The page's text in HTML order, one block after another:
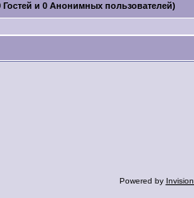
Гостей и 0 Анонимных пользователей)
Powered by